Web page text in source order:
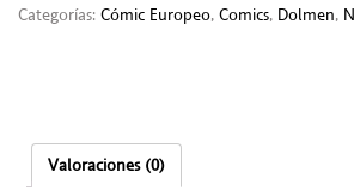
Categorías: Cómic Europeo, Comics, Dolmen,
Valoraciones (0)